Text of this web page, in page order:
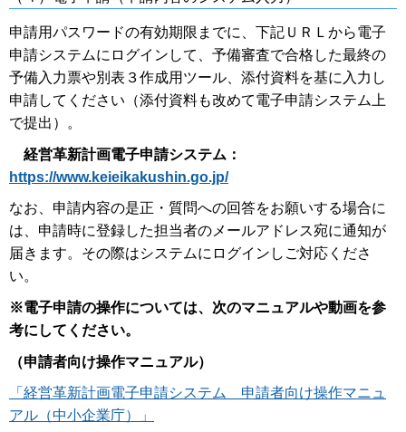
申請用パスワードの有効期限までに、下記ＵＲＬから電子
申請システムにログインして、予備審査で合格した最終の
予備入力票や別表３作成用ツール、添付資料を基に入力し
申請してください（添付資料も改めて電子申請システム上
で提出）。
経営革新計画電子申請システム：
https://www.keieikakushin.go.jp/
なお、申請内容の是正・質問への回答をお願いする場合に
は、申請時に登録した担当者のメールアドレス宛に通知が
届きます。その際はシステムにログインしご対応くださ
い。
※電子申請の操作については、次のマニュアルや動画を参
考にしてください。
（申請者向け操作マニュアル）
「経営革新計画電子申請システム 申請者向け操作マニュ
アル（中小企業庁）」